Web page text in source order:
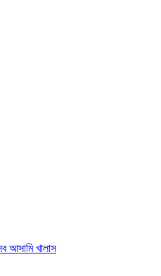
আসামি খালাস